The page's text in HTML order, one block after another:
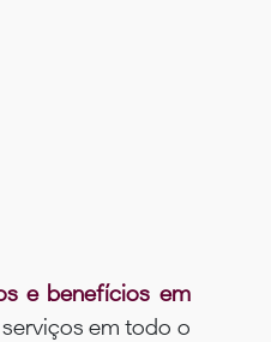
e benefícios em
em todo o